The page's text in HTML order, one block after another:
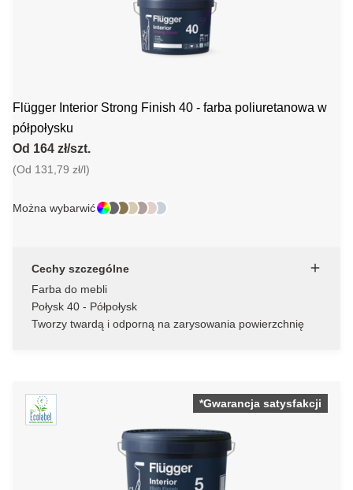
Flügger Interior Strong Finish 40 - farba poliuretanowa w
półpołysku
Od 164 zł/szt.
(Od 131,79 zł/l)
Można wybarwić
Cechy szczególne
Farba do mebli
Połysk 40 - Półpołysk
Tworzy twardą i odporną na zarysowania powierzchnię
*Gwarancja satysfakcji